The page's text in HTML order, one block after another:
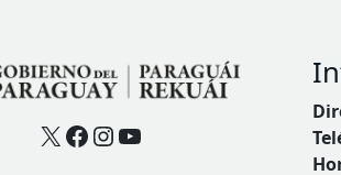
X Facebook
Instagram
YouTube